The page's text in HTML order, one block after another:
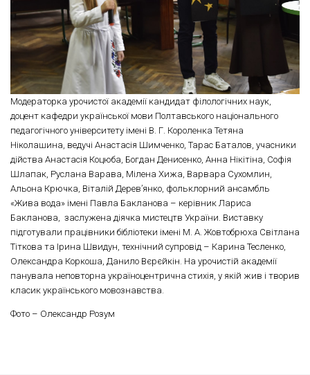
Модераторка урочистої академії кандидат філологічних наук,
доцент кафедри української мови Полтавського національного
педагогічного університету імені В. Г. Короленка Тетяна
Ніколашина, ведучі Анастасія Шимченко, Тарас Баталов, учасники
дійства Анастасія Коцюба, Богдан Денисенко, Анна Нікітіна, Софія
Шлапак, Руслана Варава, Мілена Хижа, Варвара Сухомлин,
Альона Крючка, Віталій Дерев’янко, фольклорний ансамбль
«Жива вода» імені Павла Бакланова – керівник Лариса
Бакланова, заслужена діячка мистецтв України. Виставку
підготували працівники бібліотеки імені М. А. Жовтобрюха Світлана
Тіткова та Ірина Швидун, технічний супровід – Карина Тесленко,
Олександра Коркоша, Данило Вєрєйкін. На урочистій академії
панувала неповторна україноцентрична стихія, у якій жив і творив
класик українського мовознавства.
Фото – Олександр Розум